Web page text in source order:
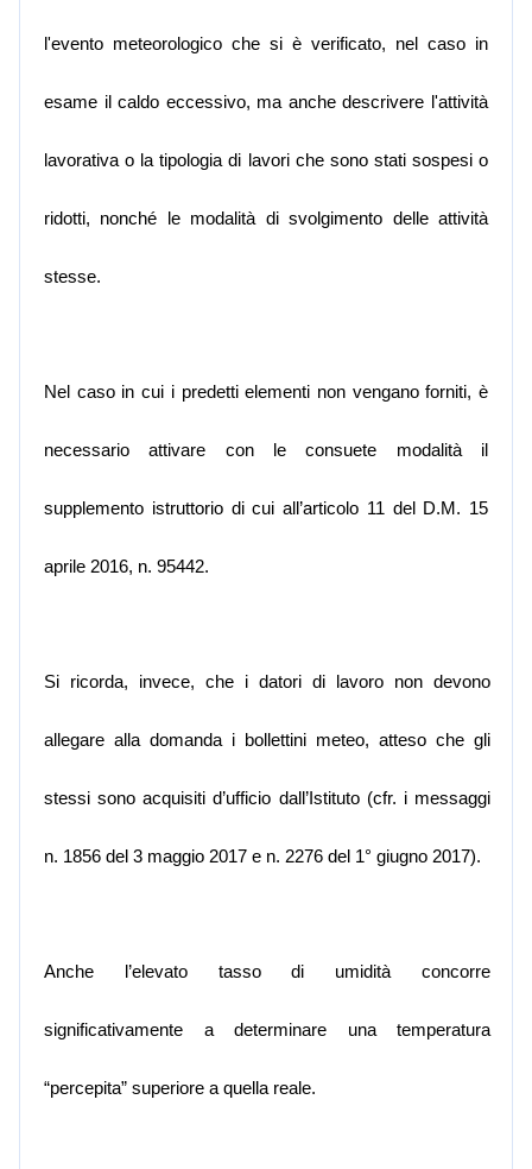
l'evento meteorologico che si è verificato, nel caso in
esame il caldo eccessivo, ma anche descrivere l'attività
lavorativa o la tipologia di lavori che sono stati sospesi o
ridotti, nonché le modalità di svolgimento delle attività
stesse.
Nel caso in cui i predetti elementi non vengano forniti, è
necessario attivare con le consuete modalità il
supplemento istruttorio di cui all’articolo 11 del D.M. 15
aprile 2016, n. 95442.
Si ricorda, invece, che i datori di lavoro non devono
allegare alla domanda i bollettini meteo, atteso che gli
stessi sono acquisiti d’ufficio dall’Istituto (cfr. i messaggi
n. 1856 del 3 maggio 2017 e n. 2276 del 1° giugno 2017).
Anche l’elevato tasso di umidità concorre
significativamente a determinare una temperatura
“percepita” superiore a quella reale.